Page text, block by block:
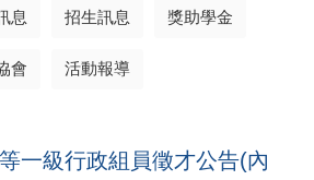
息 招生訊息 獎助學金
會 活動報導
一級行政組員徵才公告(內